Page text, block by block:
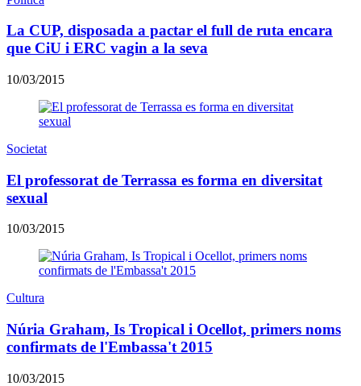
La CUP, disposada a pactar el full de ruta encara
que CiU i ERC vagin a la seva
10/03/2015
Societat
El professorat de Terrassa es forma en diversitat
sexual
10/03/2015
Cultura
Núria Graham, Is Tropical i Ocellot, primers noms
confirmats de l'Embassa't 2015
10/03/2015